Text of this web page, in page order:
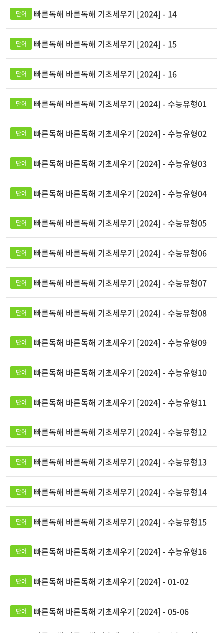
빠른독해 바른독해 기초세우기 [2024] - 14
빠른독해 바른독해 기초세우기 [2024] - 15
빠른독해 바른독해 기초세우기 [2024] - 16
빠른독해 바른독해 기초세우기 [2024] - 수능유형01
빠른독해 바른독해 기초세우기 [2024] - 수능유형02
빠른독해 바른독해 기초세우기 [2024] - 수능유형03
빠른독해 바른독해 기초세우기 [2024] - 수능유형04
빠른독해 바른독해 기초세우기 [2024] - 수능유형05
빠른독해 바른독해 기초세우기 [2024] - 수능유형06
빠른독해 바른독해 기초세우기 [2024] - 수능유형07
빠른독해 바른독해 기초세우기 [2024] - 수능유형08
빠른독해 바른독해 기초세우기 [2024] - 수능유형09
빠른독해 바른독해 기초세우기 [2024] - 수능유형10
빠른독해 바른독해 기초세우기 [2024] - 수능유형11
빠른독해 바른독해 기초세우기 [2024] - 수능유형12
빠른독해 바른독해 기초세우기 [2024] - 수능유형13
빠른독해 바른독해 기초세우기 [2024] - 수능유형14
빠른독해 바른독해 기초세우기 [2024] - 수능유형15
빠른독해 바른독해 기초세우기 [2024] - 수능유형16
빠른독해 바른독해 기초세우기 [2024] - 01-02
빠른독해 바른독해 기초세우기 [2024] - 05-06